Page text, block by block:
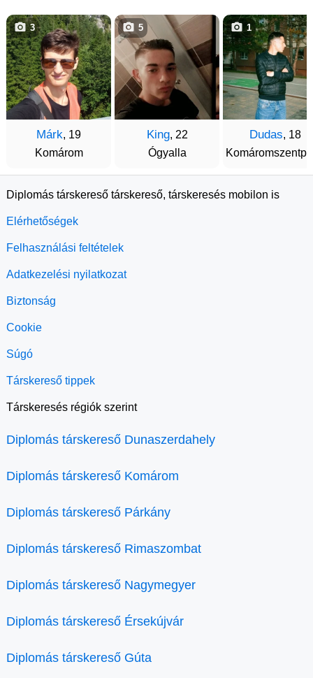
Márk, 19
Komárom
3
King, 22
Ógyalla
5
Dudas, 18
1
Diplomás társkereső társkereső, társkeresés mobilon is
Elérhetőségek
Felhasználási feltételek
Adatkezelési nyilatkozat
Biztonság
Cookie
Súgó
Társkereső tippek
Társkeresés régiók szerint
Diplomás társkereső Dunaszerdahely
Diplomás társkereső Komárom
Diplomás társkereső Párkány
Diplomás társkereső Rimaszombat
Diplomás társkereső Nagymegyer
Diplomás társkereső Érsekújvár
Diplomás társkereső Gúta